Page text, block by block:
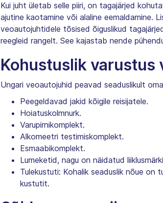
Kui juht ületab selle piiri, on tagajärjed
ajutine kaotamine või alaline eemaldamine.
veoautojuhtidele tõsised õiguslikud
reegleid rangelt. See kajastab nende
Kohustuslik varustus
Ungari veoautojuhid peavad seaduslikult
Peegeldavad jakid kõigile reisijatele.
Hoiatuskolmnurk.
Varupirnikomplekt.
Alkomeetri testimiskomplekt.
Esmaabikomplekt.
Lumeketid, nagu on näidatud
Tulekustuti: Kohalik seaduslik nõue
kustutit.